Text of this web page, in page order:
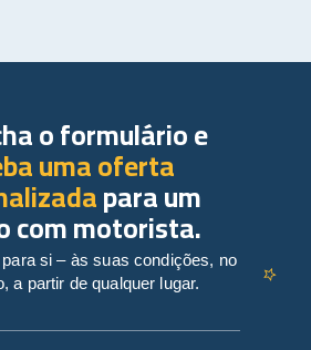
o formulário e
uma oferta
para um
com motorista.
si – às suas condições, no
a partir de qualquer lugar.